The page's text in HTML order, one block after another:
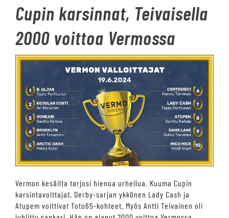
Cupin karsinnat, Teivaisella
2000 voittoa Vermossa
Vermon kesäilta tarjosi hienoa urheilua. Kuuma Cupin
karsintavoittajat, Derby-sarjan ykkönen Lady Cash ja
Atupem voittivat Toto65-kohteet. Myös Antti Teivainen oli